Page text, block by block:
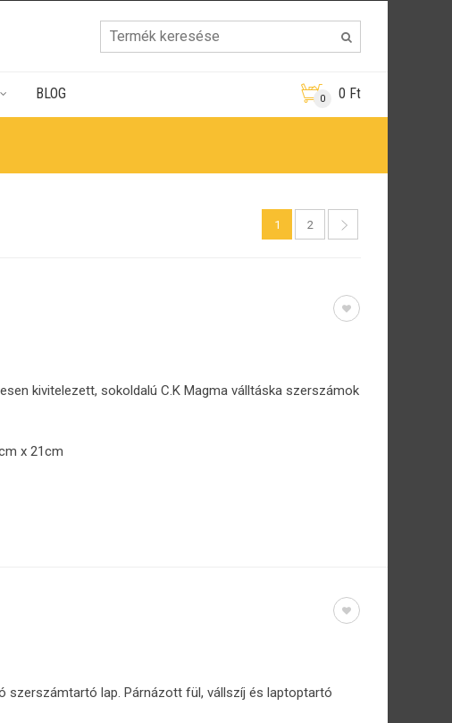
BLOG 0 0 Ft
1 2
kivitelezett, sokoldalú C.K Magma válltáska szerszámok
x 21cm
szerszámtartó lap. Párnázott fül, vállszíj és laptoptartó